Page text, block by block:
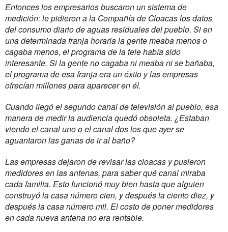
Entonces los empresarios buscaron un sistema de
medición: le pidieron a la Compañía de Cloacas los datos
del consumo diario de aguas residuales del pueblo. Si en
una determinada franja horaria la gente meaba menos o
cagaba menos, el programa de la tele había sido
interesante. Si la gente no cagaba ni meaba ni se bañaba,
el programa de esa franja era un éxito y las empresas
ofrecían millones para aparecer en él.
Cuando llegó el segundo canal de televisión al pueblo, esa
manera de medir la audiencia quedó obsoleta. ¿Estaban
viendo el canal uno o el canal dos los que ayer se
aguantaron las ganas de ir al baño?
Las empresas dejaron de revisar las cloacas y pusieron
medidores en las antenas, para saber qué canal miraba
cada familia. Esto funcionó muy bien hasta que alguien
construyó la casa número cien, y después la ciento diez, y
después la casa número mil. El costo de poner medidores
en cada nueva antena no era rentable.